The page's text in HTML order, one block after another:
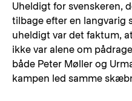
Uheldigt for svenskeren,
tilbage efter en langvarig
uheldigt var det faktum,
ikke var alene om
både Peter Møller og
kampen led samme